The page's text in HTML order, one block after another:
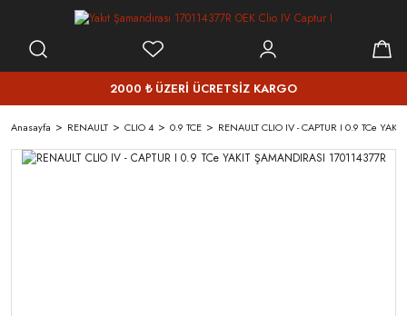
2000 ₺ ÜZERİ ÜCRETSİZ KARGO
Anasayfa RENAULT CLIO 4 0.9 TCE RENAULT CLIO IV - CAPTUR I 0.9 TCe